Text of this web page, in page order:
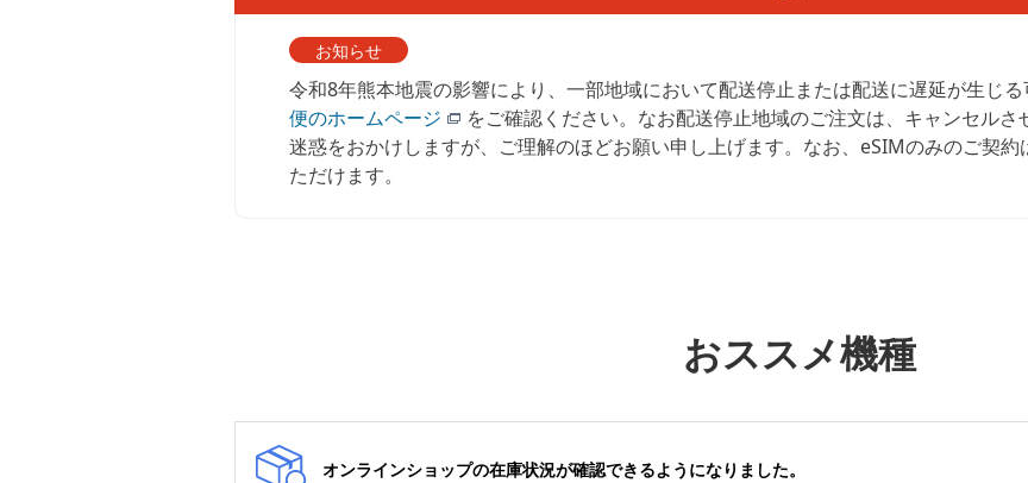
お知らせ
令和8年熊本地震の影響により、一部地域において配送停止または配送に遅延が生じ
便のホームページ
をご確認ください。なお配送停止地域のご注文は、キャンセル
迷惑をおかけしますが、ご理解のほどお願い申し上げます。なお、eSIMのみのご契
ただけます。
おススメ機種
オンラインショップの在庫状況が確認できるようになりました。